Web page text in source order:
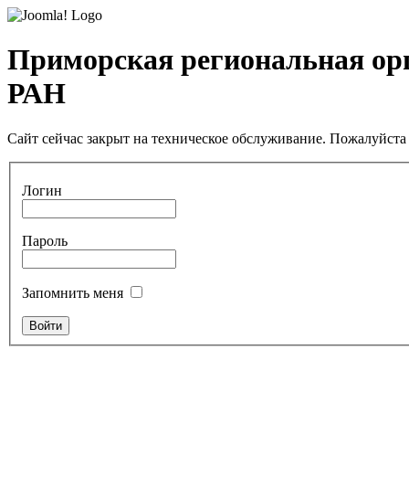
Приморская региональная
РАН
Сайт сейчас закрыт на техническое обслуживание.
Логин
Пароль
Запомнить меня